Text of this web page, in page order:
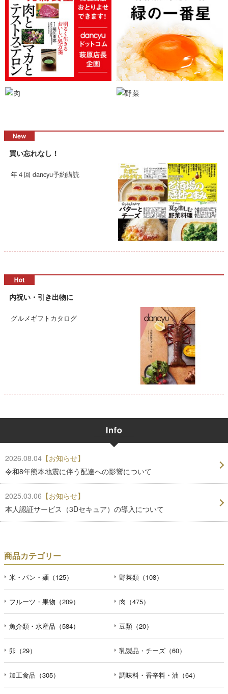
買い忘れなし！
年４回 dancyu予約購読
内祝い・引き出物に
グルメギフトカタログ
2026.08.04 【お知らせ】
令和8年熊本地震に伴う配達への影響について
2025.03.06 【お知らせ】
本人認証サービス（3Dセキュア）の導入について
商品カテゴリー
米・パン・麺（125） 野菜類（108）
フルーツ・果物（209） 肉（475）
魚介類・水産品（584） 豆類（20）
卵（29） 乳製品・チーズ（60）
加工食品（305） 調味料・香辛料・油（64）